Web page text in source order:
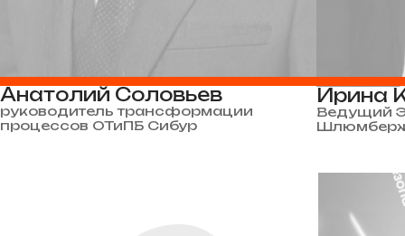
Анатолий Соловьев
руководитель трансформации
процессов ОТиПБ Сибур
Ирина
Ведущий